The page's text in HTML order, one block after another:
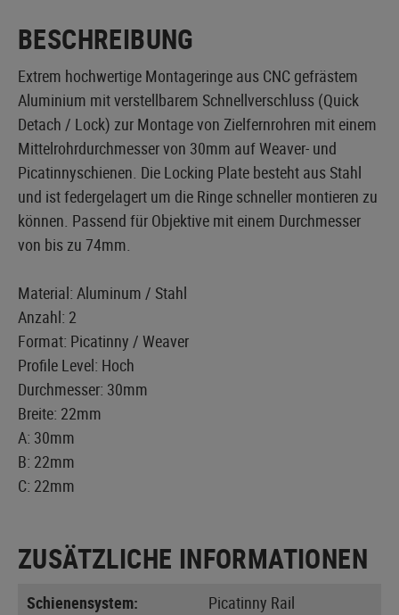
BESCHREIBUNG
Extrem hochwertige Montageringe aus CNC gefrästem
Aluminium mit verstellbarem Schnellverschluss (Quick
Detach / Lock) zur Montage von Zielfernrohren mit einem
Mittelrohrdurchmesser von 30mm auf Weaver- und
Picatinnyschienen. Die Locking Plate besteht aus Stahl
und ist federgelagert um die Ringe schneller montieren zu
können. Passend für Objektive mit einem Durchmesser
von bis zu 74mm.
Material: Aluminum / Stahl
Anzahl: 2
Format: Picatinny / Weaver
Profile Level: Hoch
Durchmesser: 30mm
Breite: 22mm
A: 30mm
B: 22mm
C: 22mm
ZUSÄTZLICHE INFORMATIONEN
Schienensystem: Picatinny Rail